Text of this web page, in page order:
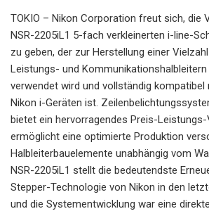
TOKIO – Nikon Corporation freut sich, die
NSR-2205iL1 5-fach verkleinerten i-line-
zu geben, der zur Herstellung einer
Leistungs- und Kommunikationshalbleitern
verwendet wird und vollständig kompatibel
Nikon i-Geräten ist.
bietet ein hervorragendes Preis-
ermöglicht eine optimierte Produktion
Halbleiterbauelemente unabhängig vom
NSR-2205iL1 stellt die bedeutendste
Stepper-Technologie von Nikon in den
und die Systementwicklung war eine